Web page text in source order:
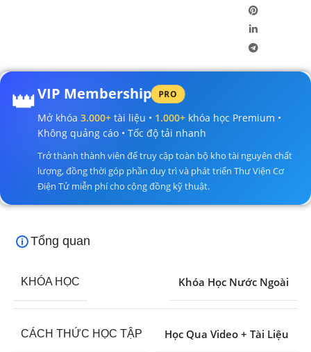
👑VIP Membership PRO
Mở khóa 3.000+ tài liệu • 1.000+ khóa học Premium •
Không quảng cáo • Tốc độ tải nhanh
Trở thành thành viên để truy cập toàn bộ kho tài nguyên chất
lượng, đồng thời góp phần duy trì và phát triển Thư Viện Cơ
Điện Tử miễn phí cho cộng đồng kỹ thuật.
Tổng quan
KHÓA HỌC Khóa Học Nước Ngoài
CÁCH THỨC HỌC TẬP Học Qua Video + Tài Liệu